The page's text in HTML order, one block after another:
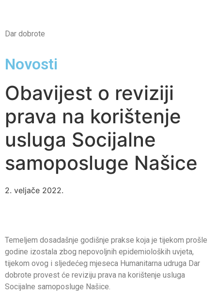
Dar dobrote
Novosti
Obavijest o reviziji
prava na korištenje
usluga Socijalne
samoposluge Našice
2. veljače 2022.
Temeljem dosadašnje godišnje prakse koja je tijekom prošle
godine izostala zbog nepovoljnih epidemioloških uvjeta,
tijekom ovog i sljedećeg mjeseca Humanitarna udruga Dar
dobrote provest će reviziju prava na korištenje usluga
Socijalne samoposluge Našice.